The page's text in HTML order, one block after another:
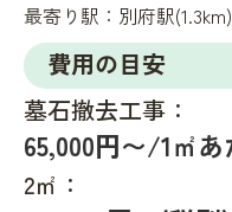
最寄り駅： 別府駅(1.3km)
費用の目安
墓石撤去工事：
65,000円〜/1㎡
2㎡：